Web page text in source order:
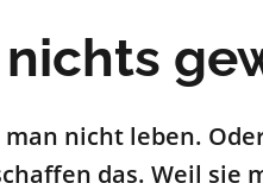
nicht leben.
das. Weil sie